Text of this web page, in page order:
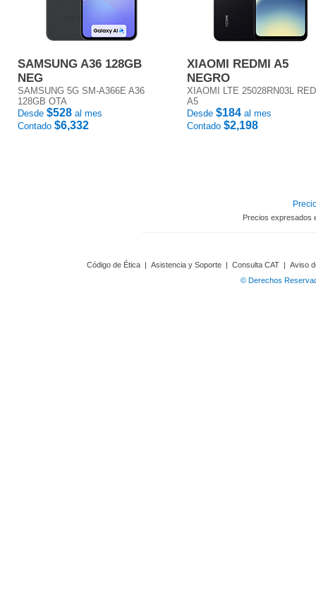
SAMSUNG A36 128GB
NEG
SAMSUNG 5G SM-A366E A36
128GB OTA
Desde $528 al mes
Contado $6,332
XIAOMI REDMI A5
NEGRO
XIAOMI LTE 25028RN03L
A5
Desde $184 al mes
Contado $2,198
Precios expresados
Código de Ética | Asistencia y Soporte | Consulta CAT | Aviso
© Derechos